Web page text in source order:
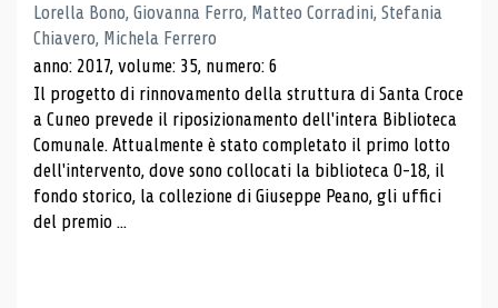
Lorella Bono, Giovanna Ferro, Matteo Corradini, Stefania
Chiavero, Michela Ferrero
anno: 2017, volume: 35, numero: 6
Il progetto di rinnovamento della struttura di Santa Croce
a Cuneo prevede il riposizionamento dell'intera Biblioteca
Comunale. Attualmente è stato completato il primo lotto
dell'intervento, dove sono collocati la biblioteca 0-18, il
fondo storico, la collezione di Giuseppe Peano, gli uffici
del premio ...